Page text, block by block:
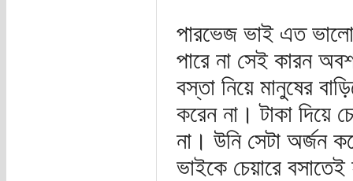
পারভেজ ভাই এত ভালো
পারে না সেই কারন
বস্তা নিয়ে মানুষের
করেন না। টাকা দিয়ে
না। উনি সেটা অর্জন
ভাইকে চেয়ারে